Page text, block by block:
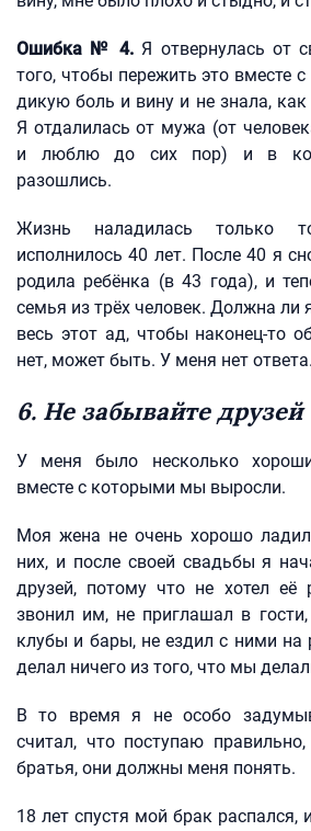
Ошибка № 4. Я отвернулась от
того, чтобы пережить это вместе
дикую боль и вину и не знала,
Я отдалилась от мужа (от
и люблю до сих пор) и в
разошлись.
Жизнь наладилась только
исполнилось 40 лет. После 40 я
родила ребёнка (в 43 года), и
семья из трёх человек. Должна ли
весь этот ад, чтобы наконец-то
нет, может быть. У меня нет ответа.
6. Не забывайте друзей
У меня было несколько
вместе с которыми мы выросли.
Моя жена не очень хорошо
них, и после своей свадьбы я
друзей, потому что не хотел её
звонил им, не приглашал в
клубы и бары, не ездил с ними на
делал ничего из того, что мы
В то время я не особо
считал, что поступаю
братья, они должны меня понять.
18 лет спустя мой брак распался,